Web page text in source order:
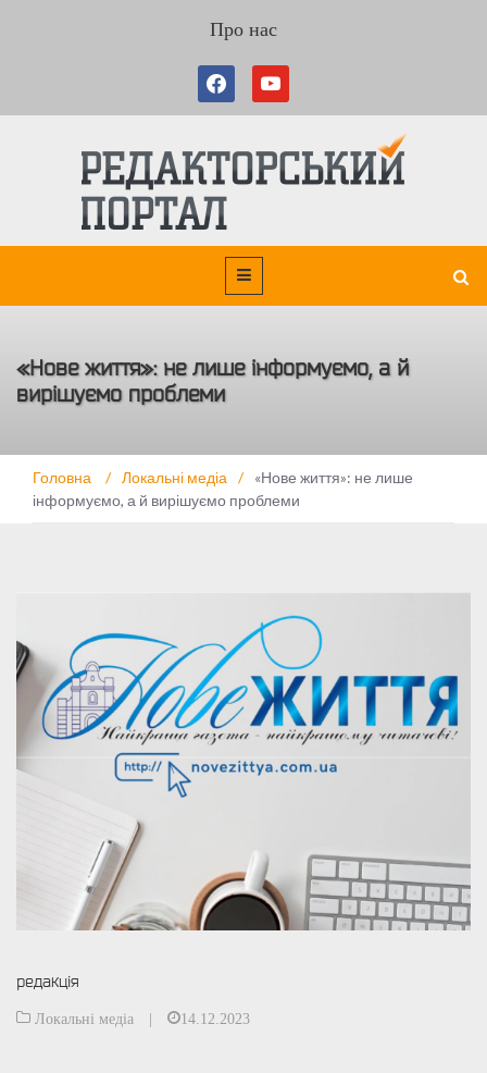
Про нас
«Нове життя»: не лише інформуємо, а й
вирішуємо проблеми
Головна / Локальні медіа /
«Нове життя»: не лише
інформуємо, а й вирішуємо проблеми
редакція
Локальні медіа | 14.12.2023